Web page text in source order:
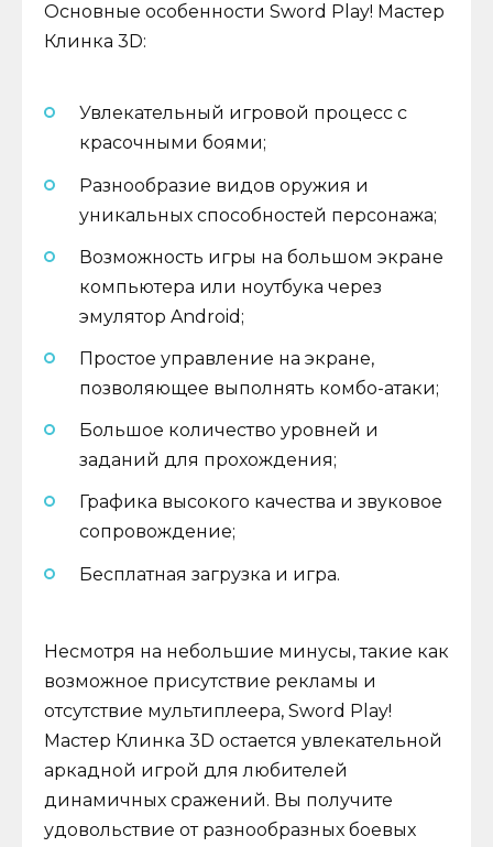
Основные особенности Sword Play! Мастер
Клинка 3D:
Увлекательный игровой процесс с
красочными боями;
Разнообразие видов оружия и
уникальных способностей персонажа;
Возможность игры на большом экране
компьютера или ноутбука через
эмулятор Android;
Простое управление на экране,
позволяющее выполнять комбо-атаки;
Большое количество уровней и
заданий для прохождения;
Графика высокого качества и звуковое
сопровождение;
Бесплатная загрузка и игра.
Несмотря на небольшие минусы, такие как
возможное присутствие рекламы и
отсутствие мультиплеера, Sword Play!
Мастер Клинка 3D остается увлекательной
аркадной игрой для любителей
динамичных сражений. Вы получите
удовольствие от разнообразных боевых